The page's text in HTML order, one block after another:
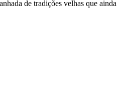
de tradições velhas que